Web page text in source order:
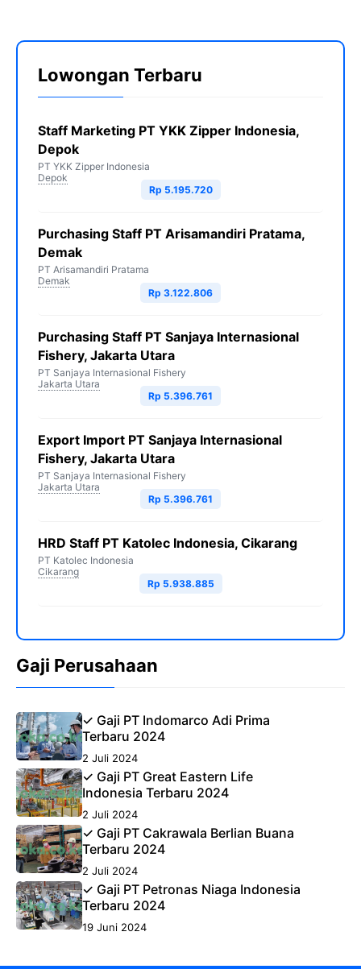
Lowongan Terbaru
Staff Marketing PT YKK Zipper Indonesia,
Depok
PT YKK Zipper Indonesia
Depok
Rp 5.195.720
Purchasing Staff PT Arisamandiri Pratama,
Demak
PT Arisamandiri Pratama
Demak
Rp 3.122.806
Purchasing Staff PT Sanjaya Internasional
Fishery, Jakarta Utara
PT Sanjaya Internasional Fishery
Jakarta Utara
Rp 5.396.761
Export Import PT Sanjaya Internasional
Fishery, Jakarta Utara
PT Sanjaya Internasional Fishery
Jakarta Utara
Rp 5.396.761
HRD Staff PT Katolec Indonesia, Cikarang
PT Katolec Indonesia
Cikarang
Rp 5.938.885
Gaji Perusahaan
✓ Gaji PT Indomarco Adi Prima
Terbaru 2024
2 Juli 2024
✓ Gaji PT Great Eastern Life
Indonesia Terbaru 2024
2 Juli 2024
✓ Gaji PT Cakrawala Berlian Buana
Terbaru 2024
2 Juli 2024
✓ Gaji PT Petronas Niaga Indonesia
Terbaru 2024
19 Juni 2024